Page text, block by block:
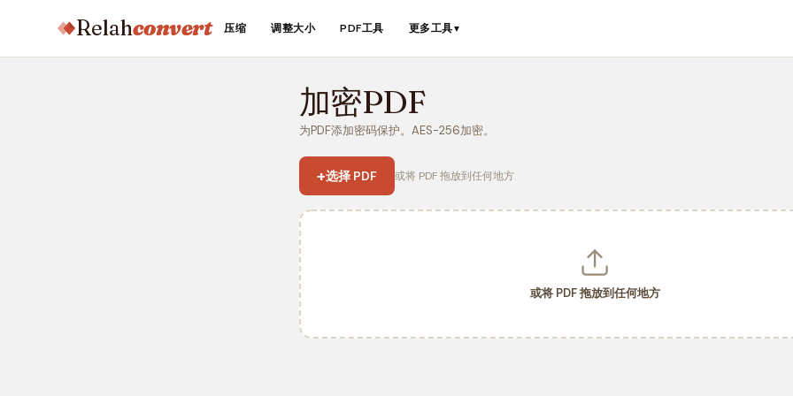
Relahconvert 压缩 调整大小 PDF工具 更多工具▼
加密PDF
为PDF添加密码保护。AES-256加密。
+选择 PDF 或将 PDF 拖放到任何地方
或将 PDF 拖放到任何地方